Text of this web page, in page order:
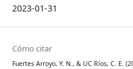
2023-01-31
Cómo citar
Fuertes Arroyo, Y. N., & UC Ríos, C. E.